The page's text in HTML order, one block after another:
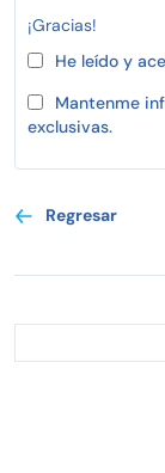
¡Gracias!
He leído y
Mantenme
exclusivas.
Regresar